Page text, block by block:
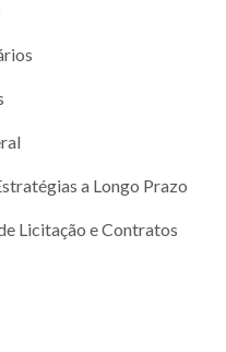
a Longo Prazo
Licitação e Contratos